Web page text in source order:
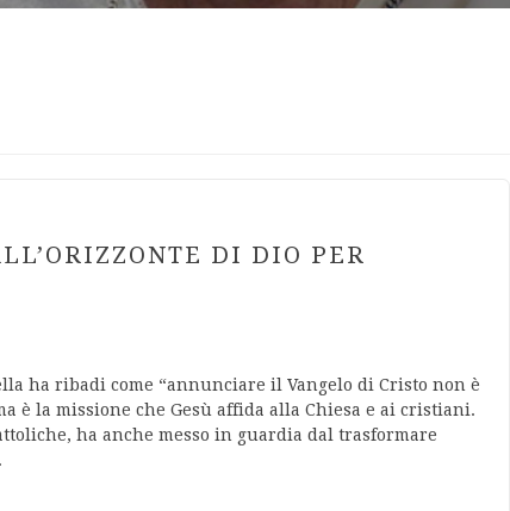
DI DIO PER
ha ribadi come “annunciare il Vangelo di Cristo non è
è la missione che Gesù affida alla Chiesa e ai cristiani.
ha anche messo in guardia dal trasformare